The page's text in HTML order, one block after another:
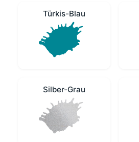
Türkis-Blau
Silber-Grau